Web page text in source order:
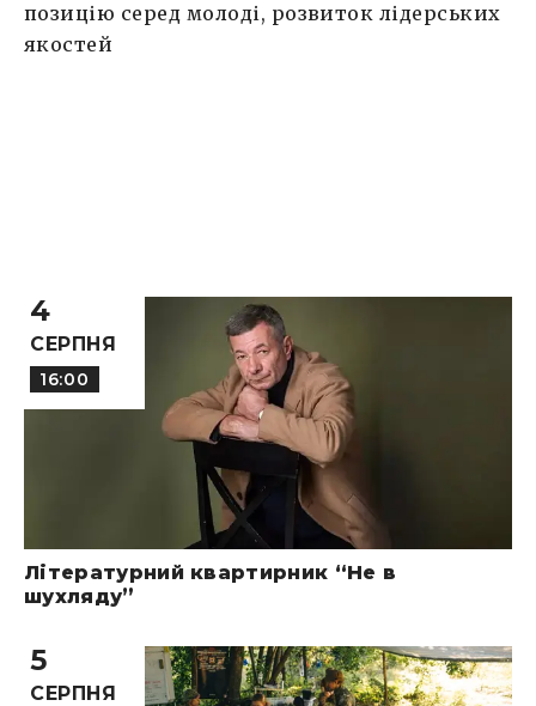
позицію серед молоді, розвиток лідерських
якостей
4
СЕРПНЯ
16:00
Літературний квартирник “Не в
шухляду”
5
СЕРПНЯ